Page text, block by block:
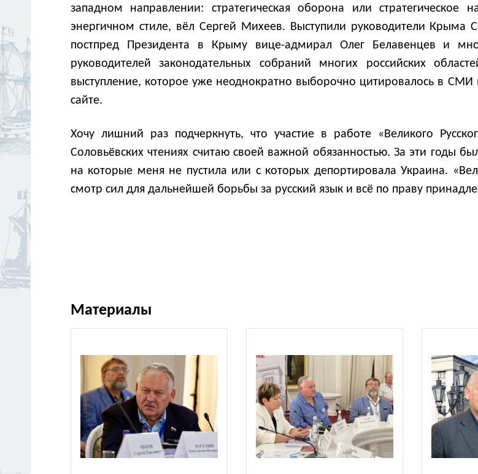
западном направлении: стратегическая оборона или стратегическое
энергичном стиле, вёл Сергей Михеев. Выступили руководители Крыма
постпред Президента в Крыму вице-адмирал Олег Белавенцев и
руководителей законодательных собраний многих российских
выступление, которое уже неоднократно выборочно цитировалось в
сайте.
Хочу лишний раз подчеркнуть, что участие в работе «Великого
Соловьёвских чтениях считаю своей важной обязанностью. За эти годы
на которые меня не пустила или с которых депортировала Украина.
смотр сил для дальнейшей борьбы за русский язык и всё по праву
Материалы